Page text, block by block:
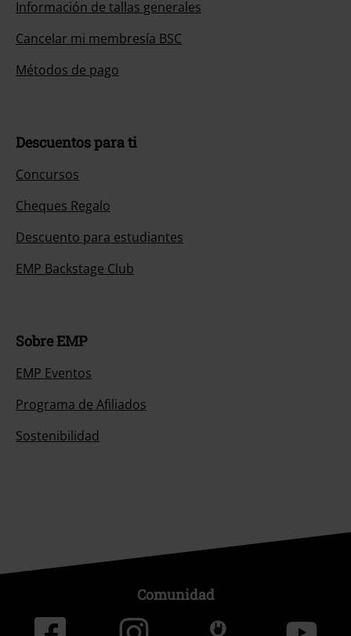
Información de tallas generales
Cancelar mi membresía BSC
Métodos de pago
Descuentos para ti
Concursos
Cheques Regalo
Descuento para estudiantes
EMP Backstage Club
Sobre EMP
EMP Eventos
Programa de Afiliados
Sostenibilidad
Comunidad